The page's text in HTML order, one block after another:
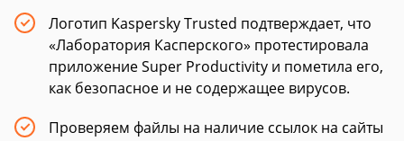
Логотип Kaspersky Trusted подтверждает, что
«Лаборатория Касперского» протестировала
приложение Super Productivity и пометила его,
как безопасное и не содержащее вирусов.
Проверяем файлы на наличие ссылок на сайты